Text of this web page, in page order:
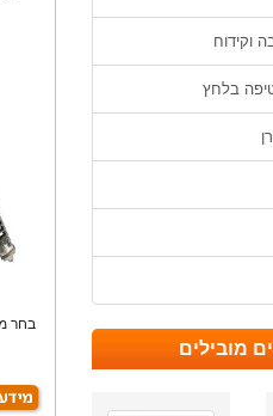
בחר
וקידוח
בלחץ
מובילים